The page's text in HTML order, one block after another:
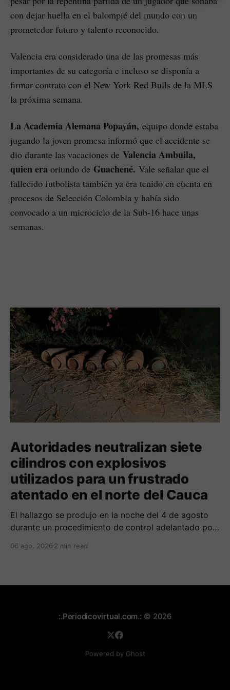
con dejar huella en el balompié del mundo con un
prometedor futuro y talento reconocido.
Valencia era considerado una de las promesas más
importantes de su categoría e incluso se disponía a
firmar contrato con el New York Red Bulls de la MLS
la próxima semana.
La Academia Alemana Popayán, equipo donde estaba
jugando la joven promesa informó que el accidente se
dio durante las vacaciones de Valencia Ambuila,
quien era oriundo de Guachené. Vale señalar que el
fallecido futbolista también ya era tenido en cuenta en
procesos de Selección Colombia y había sido
convocado a un microciclo de la Sub-16 hace unas
semanas.
Autoridades neutralizan siete
cilindros con explosivos
utilizados para un frustrado
atentado en el norte del Cauca
El hallazgo se produjo en la noche del 4 de agosto
durante un procedimiento de control adelantado por
06 ago. 2026 2 min read
:.Periodicovirtual.com.: © 2026
Powered by Ghost